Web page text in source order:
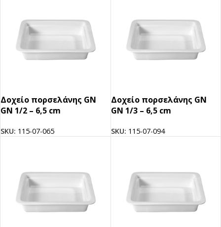
Δοχείο πορσελάνης GN
GN 1/2 – 6,5 cm
SKU: 115-07-065
Δοχείο πορσελάνης GN
GN 1/3 – 6,5 cm
SKU: 115-07-094